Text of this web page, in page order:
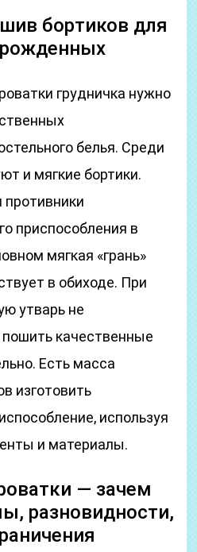
бортиков для
грудничка нужно
белья. Среди
и мягкие бортики.
приспособления в
мягкая «грань»
в обиходе. При
утварь не
качественные
Есть масса
изготовить
используя
и материалы.
— зачем
разновидности,